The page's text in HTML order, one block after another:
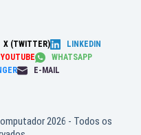
X (TWITTER)
LINKEDIN
YOUTUBE
WHATSAPP
E-MAIL
2026 - Todos os